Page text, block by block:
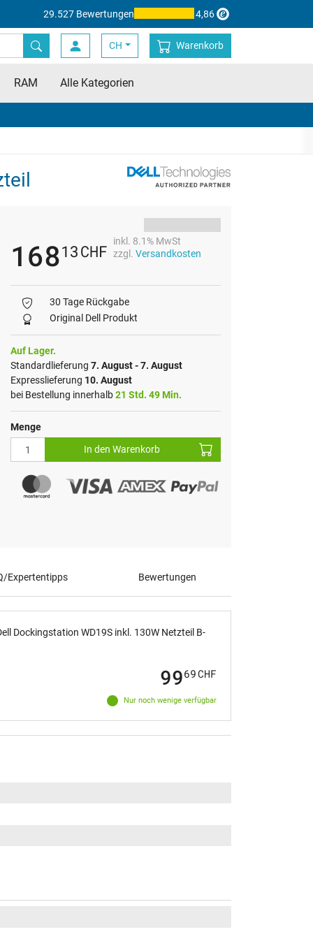
29.527 Bewertungen 4,86
CH Warenkorb
RAM Alle Kategorien
16813CHF
inkl. 8.1% MwSt
zzgl. Versandkosten
30 Tage Rückgabe
Original Dell Produkt
Auf Lager.
Standardlieferung 7. August - 7. August
Expresslieferung 10. August
bei Bestellung innerhalb21 Std. 49 Min.
Menge
In den Warenkorb
Expertentipps Bewertungen
Dockingstation WD19S inkl. 130W Netzteil B-
Nur noch wenige verfügbar
9969CHF